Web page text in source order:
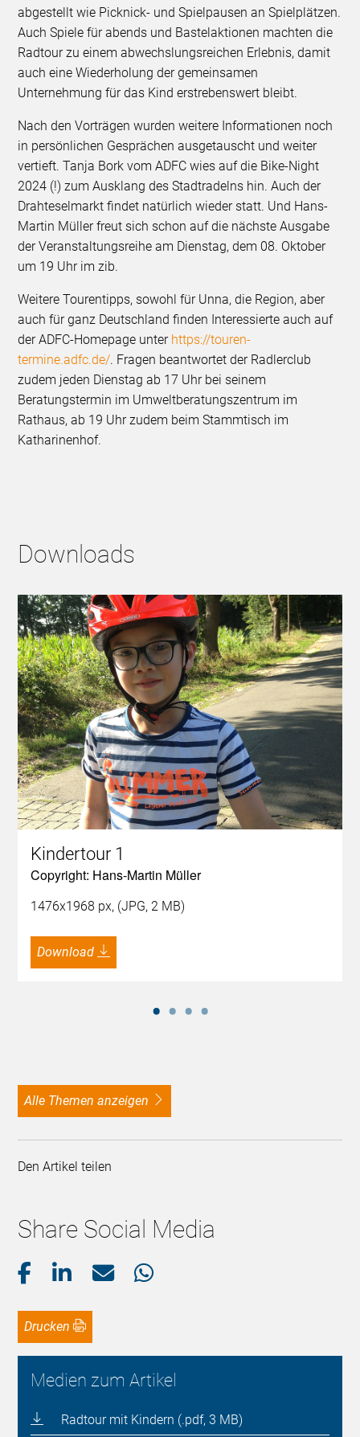
abgestellt wie Picknick- und Spielpausen an Spielplätzen.
Auch Spiele für abends und Bastelaktionen machten die
Radtour zu einem abwechslungsreichen Erlebnis, damit
auch eine Wiederholung der gemeinsamen
Unternehmung für das Kind erstrebenswert bleibt.
Nach den Vorträgen wurden weitere Informationen noch
in persönlichen Gesprächen ausgetauscht und weiter
vertieft. Tanja Bork vom ADFC wies auf die Bike-Night
2024 (!) zum Ausklang des Stadtradelns hin. Auch der
Drahteselmarkt findet natürlich wieder statt. Und Hans-
Martin Müller freut sich schon auf die nächste Ausgabe
der Veranstaltungsreihe am Dienstag, dem 08. Oktober
um 19 Uhr im zib.
Weitere Tourentipps, sowohl für Unna, die Region, aber
auch für ganz Deutschland finden Interessierte auch auf
der ADFC-Homepage unter https://touren-
termine.adfc.de/. Fragen beantwortet der Radlerclub
zudem jeden Dienstag ab 17 Uhr bei seinem
Beratungstermin im Umweltberatungszentrum im
Rathaus, ab 19 Uhr zudem beim Stammtisch im
Katharinenhof.
Downloads
Kindertour 1
Copyright: Hans-Martin Müller
1476x1968 px, (JPG, 2 MB)
Download
alle Themen anzeigen
Den Artikel teilen
Share Social Media
Drucken
Medien zum Artikel
Radtour mit Kindern (.pdf, 3 MB)